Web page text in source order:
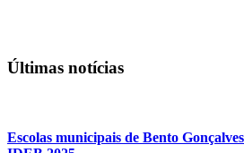
Últimas notícias
Escolas municipais de Bento